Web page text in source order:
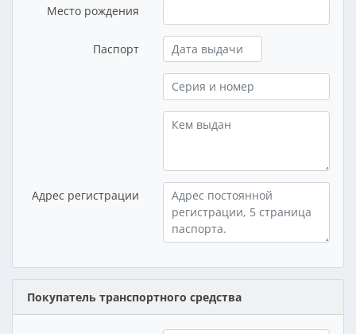
Место рождения
Паспорт
Адрес регистрации
Покупатель транспортного средства